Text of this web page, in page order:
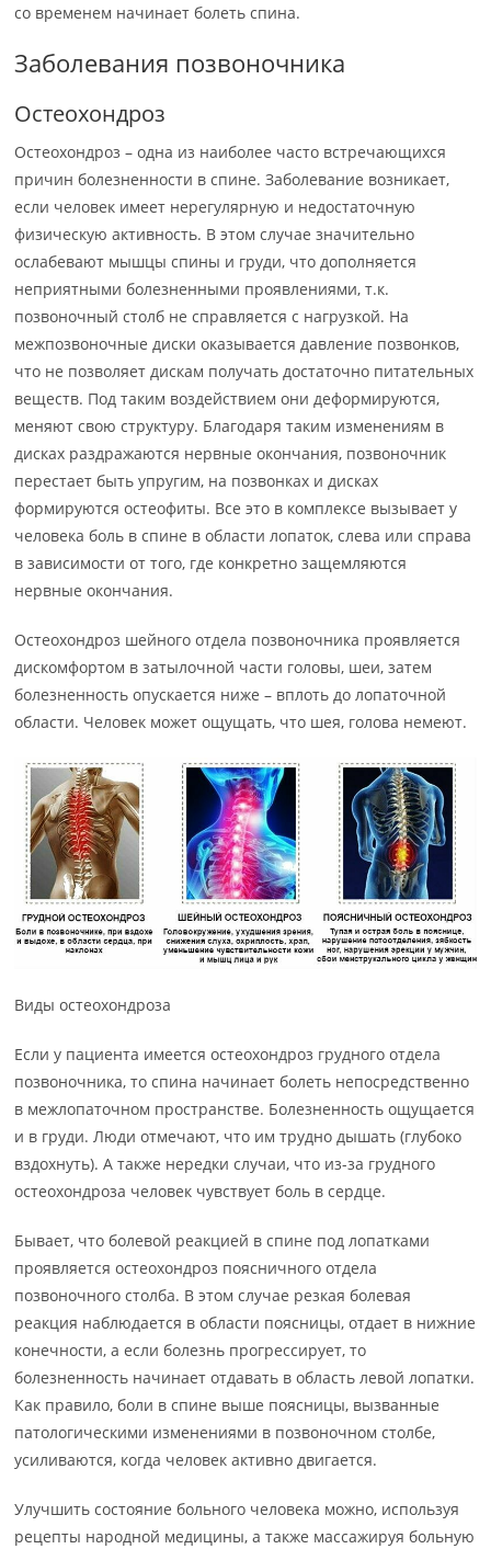
со временем начинает болеть спина.
Заболевания позвоночника
Остеохондроз
Остеохондроз – одна из наиболее часто встречающихся
причин болезненности в спине. Заболевание возникает,
если человек имеет нерегулярную и недостаточную
физическую активность. В этом случае значительно
ослабевают мышцы спины и груди, что дополняется
неприятными болезненными проявлениями, т.к.
позвоночный столб не справляется с нагрузкой. На
межпозвоночные диски оказывается давление позвонков,
что не позволяет дискам получать достаточно питательных
веществ. Под таким воздействием они деформируются,
меняют свою структуру. Благодаря таким изменениям в
дисках раздражаются нервные окончания, позвоночник
перестает быть упругим, на позвонках и дисках
формируются остеофиты. Все это в комплексе вызывает у
человека боль в спине в области лопаток, слева или справа
в зависимости от того, где конкретно защемляются
нервные окончания.
Остеохондроз шейного отдела позвоночника проявляется
дискомфортом в затылочной части головы, шеи, затем
болезненность опускается ниже – вплоть до лопаточной
области. Человек может ощущать, что шея, голова немеют.
Виды остеохондроза
Если у пациента имеется остеохондроз грудного отдела
позвоночника, то спина начинает болеть непосредственно
в межлопаточном пространстве. Болезненность ощущается
и в груди. Люди отмечают, что им трудно дышать (глубоко
вздохнуть). А также нередки случаи, что из-за грудного
остеохондроза человек чувствует боль в сердце.
Бывает, что болевой реакцией в спине под лопатками
проявляется остеохондроз поясничного отдела
позвоночного столба. В этом случае резкая болевая
реакция наблюдается в области поясницы, отдает в нижние
конечности, а если болезнь прогрессирует, то
болезненность начинает отдавать в область левой лопатки.
Как правило, боли в спине выше поясницы, вызванные
патологическими изменениями в позвоночном столбе,
усиливаются, когда человек активно двигается.
Улучшить состояние больного человека можно, используя
рецепты народной медицины, а также массажируя больную